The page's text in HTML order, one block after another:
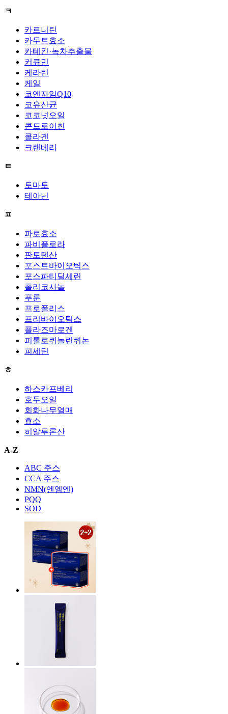
ㅋ
카르니틴
카무트효소
카테킨·녹차추출물
커큐민
케라틴
케일
코엔자임Q10
코유산균
코코넛오일
콘드로이친
콜라겐
크랜베리
ㅌ
토마토
테아닌
ㅍ
파로효소
파비플로라
판토텐산
포스트바이오틱스
포스파티딜세린
폴리코사놀
푸룬
프로폴리스
프리바이오틱스
플라즈마로겐
피롤로퀴놀린퀴논
피세틴
ㅎ
하스카프베리
호두오일
회화나무열매
효소
히알루론산
A-Z
ABC 주스
CCA 주스
NMN(엔엠엔)
PQQ
SOD